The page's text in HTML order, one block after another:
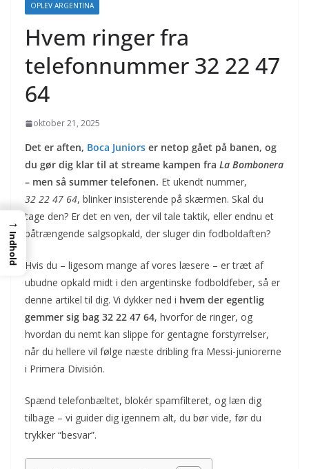
OPLEV ARGENTINA
Hvem ringer fra
telefonnummer 32 22 47
64
oktober 21, 2025
Det er aften, Boca Juniors er netop gået på banen, og
du gør dig klar til at streame kampen fra La Bombonera
– men så summer telefonen. Et ukendt nummer,
32 22 47 64, blinker insisterende på skærmen. Skal du
tage den? Er det en ven, der vil tale taktik, eller endnu et
påtrængende salgsopkald, der sluger din fodboldaften?
Hvis du – ligesom mange af vores læsere – er træt af
ubudne opkald midt i den argentinske fodboldfeber, så er
denne artikel til dig. Vi dykker ned i hvem der egentlig
gemmer sig bag 32 22 47 64, hvorfor de ringer, og
hvordan du nemt kan slippe for gentagne forstyrrelser,
når du hellere vil følge næste dribling fra Messi-juniorerne
i Primera División.
Spænd telefonbæltet, blokér spamfilteret, og læn dig
tilbage – vi guider dig igennem alt, du bør vide, før du
trykker “besvar”.
→
Indhold